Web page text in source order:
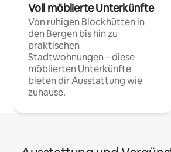
Voll möblierte Unterkünfte
Von ruhigen Blockhütten in
den Bergen bis hin zu
praktischen
Stadtwohnungen – diese
möblierten Unterkünfte
bieten dir Ausstattung wie
zuhause.